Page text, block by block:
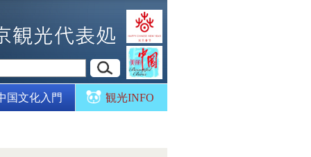
国文化入門 観光INFO